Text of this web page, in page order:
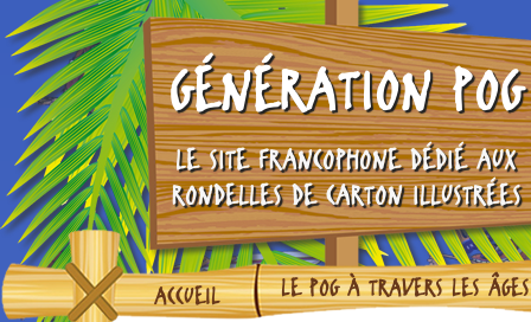
GÉNÉRATION POG
LE SITE FRANCOPHONE DÉDIÉ AUX
RONDELLES DE CARTON ILLUSTRÉES
ACCUEIL LE POG À TRAVERS LES ÂGES